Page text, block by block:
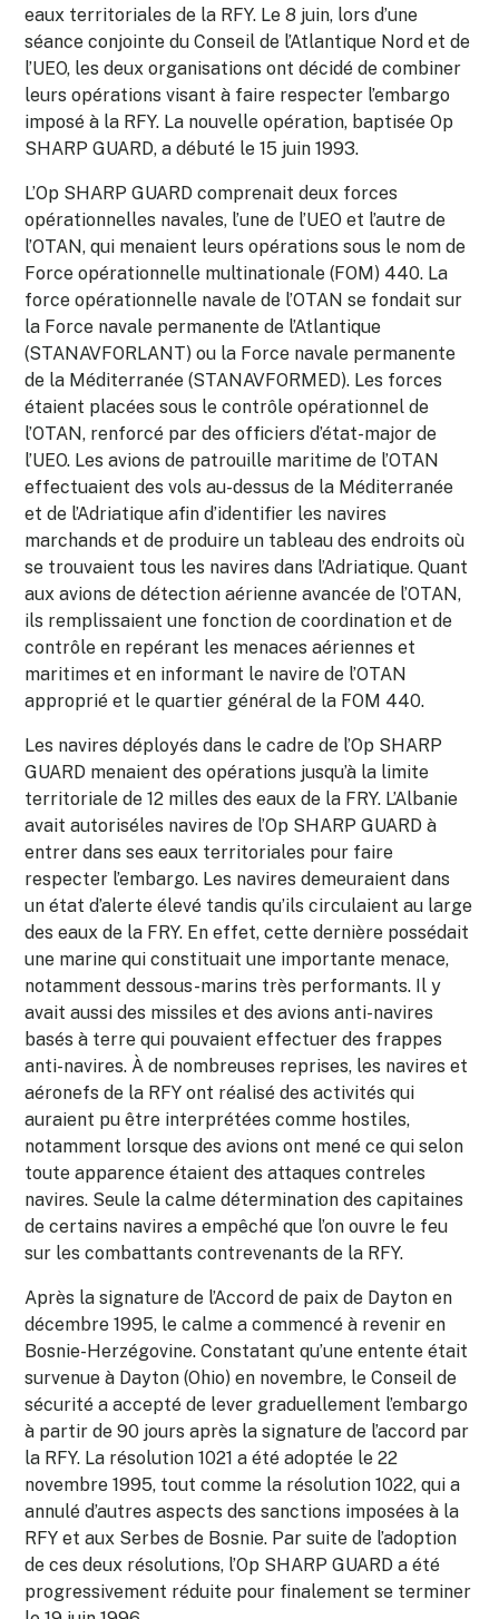
eaux territoriales de la RFY. Le 8 juin, lors d’une
séance conjointe du Conseil de l’Atlantique Nord et de
l’UEO, les deux organisations ont décidé de combiner
leurs opérations visant à faire respecter l’embargo
imposé à la RFY. La nouvelle opération, baptisée Op
SHARP GUARD, a débuté le 15 juin 1993.
L’Op SHARP GUARD comprenait deux forces
opérationnelles navales, l’une de l’UEO et l’autre de
l’OTAN, qui menaient leurs opérations sous le nom de
Force opérationnelle multinationale (FOM) 440. La
force opérationnelle navale de l’OTAN se fondait sur
la Force navale permanente de l’Atlantique
(STANAVFORLANT) ou la Force navale permanente
de la Méditerranée (STANAVFORMED). Les forces
étaient placées sous le contrôle opérationnel de
l’OTAN, renforcé par des officiers d’état-major de
l’UEO. Les avions de patrouille maritime de l’OTAN
effectuaient des vols au-dessus de la Méditerranée
et de l’Adriatique afin d’identifier les navires
marchands et de produire un tableau des endroits où
se trouvaient tous les navires dans l’Adriatique. Quant
aux avions de détection aérienne avancée de l’OTAN,
ils remplissaient une fonction de coordination et de
contrôle en repérant les menaces aériennes et
maritimes et en informant le navire de l’OTAN
approprié et le quartier général de la FOM 440.
Les navires déployés dans le cadre de l’Op SHARP
GUARD menaient des opérations jusqu’à la limite
territoriale de 12 milles des eaux de la FRY. L’Albanie
avait autoriséles navires de l’Op SHARP GUARD à
entrer dans ses eaux territoriales pour faire
respecter l’embargo. Les navires demeuraient dans
un état d’alerte élevé tandis qu’ils circulaient au large
des eaux de la FRY. En effet, cette dernière possédait
une marine qui constituait une importante menace,
notamment dessous-marins très performants. Il y
avait aussi des missiles et des avions anti-navires
basés à terre qui pouvaient effectuer des frappes
anti-navires. À de nombreuses reprises, les navires et
aéronefs de la RFY ont réalisé des activités qui
auraient pu être interprétées comme hostiles,
notamment lorsque des avions ont mené ce qui selon
toute apparence étaient des attaques contreles
navires. Seule la calme détermination des capitaines
de certains navires a empêché que l’on ouvre le feu
sur les combattants contrevenants de la RFY.
Après la signature de l’Accord de paix de Dayton en
décembre 1995, le calme a commencé à revenir en
Bosnie-Herzégovine. Constatant qu’une entente était
survenue à Dayton (Ohio) en novembre, le Conseil de
sécurité a accepté de lever graduellement l’embargo
à partir de 90 jours après la signature de l’accord par
la RFY. La résolution 1021 a été adoptée le 22
novembre 1995, tout comme la résolution 1022, qui a
annulé d’autres aspects des sanctions imposées à la
RFY et aux Serbes de Bosnie. Par suite de l’adoption
de ces deux résolutions, l’Op SHARP GUARD a été
progressivement réduite pour finalement se terminer